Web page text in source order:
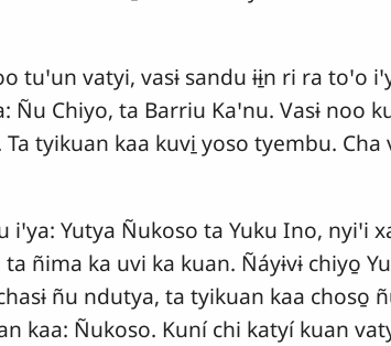
tuꞌun vatyi, vasɨ sandu ɨɨ̱n ri ra toꞌo
Ñu Chiyo, ta Barriu Kaꞌnu. Vasɨ noo
Ta tyikuan kaa kuvi̱ yoso tyembu.
iꞌya: Yutya Ñukoso ta Yuku Ino, nyiꞌi
ta ñima ka uvi ka kuan. Ñáyɨvɨ chiyo̱
ñu ndutya, ta tyikuan kaa choso̱
kaa: Ñukoso. Kuní chi katyí kuan